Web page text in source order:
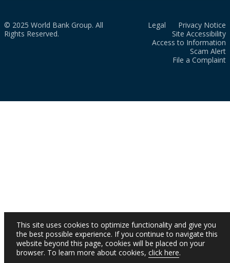
© 2025 World Bank Group. All
Rights Reserved.
Legal
Privacy Notice
Site Accessibility
Access to Information
Scam Alert
File a Complaint
This site uses cookies to optimize functionality and give you
the best possible experience. If you continue to navigate this
website beyond this page, cookies will be placed on your
browser. To learn more about cookies, click here.